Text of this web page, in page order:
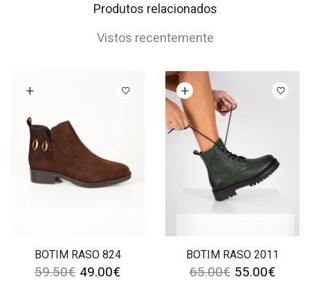
Produtos relacionados
Vistos recentemente
BOTIM RASO 824
opções
59.50€ 49.00€
BOTIM RASO 2011
Ver opções
65.00€ 55.00€